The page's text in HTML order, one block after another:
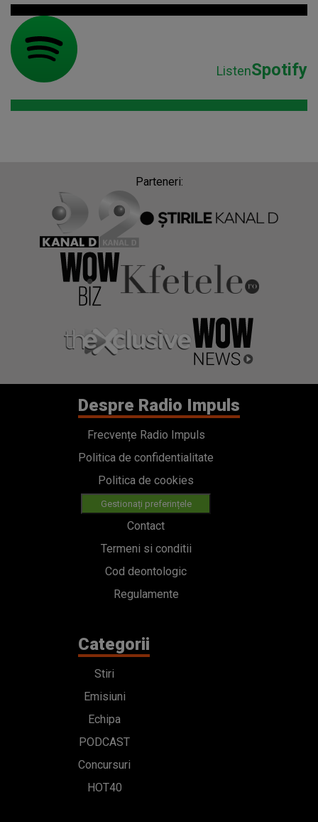
ListenSpotify
Parteneri:
Despre Radio Impuls
Frecvențe Radio Impuls
Politica de confidentialitate
Politica de cookies
Gestionați preferințele
Contact
Termeni si conditii
Cod deontologic
Regulamente
Categorii
Stiri
Emisiuni
Echipa
PODCAST
Concursuri
HOT40